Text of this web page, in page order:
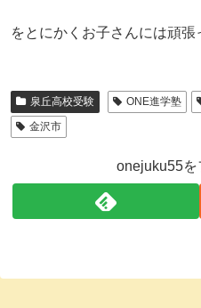
をとにかくお子さんには頑張
泉丘高校受験 ONE進学塾
金沢市
onejuku55を